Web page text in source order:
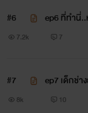
ที่ติดตามอ่านนะคะ
รีดเดอร์ๆๆๆแ
#6 ep6 ที่ทำนี่
7.2k 7
#7 ep7 เด็กช่า
8k 10